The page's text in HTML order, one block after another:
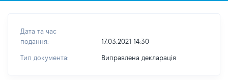
Дата та час
подання:
17.03.2021 14:30
Тип документа: Виправлена декларація